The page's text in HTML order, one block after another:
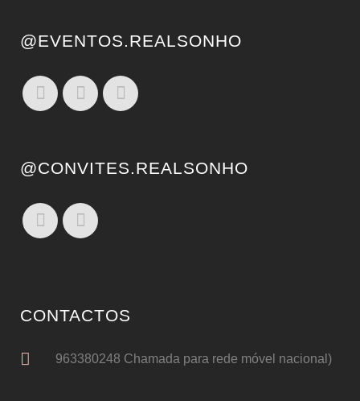
@EVENTOS.REALSONHO
@CONVITES.REALSONHO
CONTACTOS
963380248 Chamada para rede móvel nacional)